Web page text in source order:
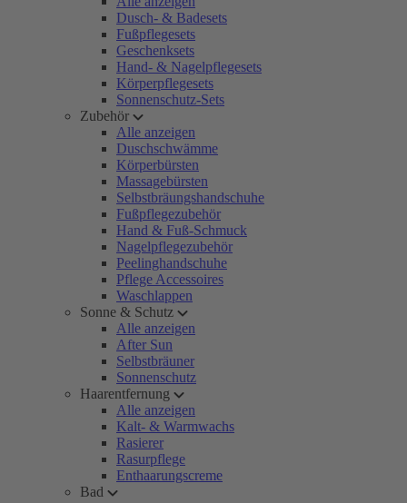
Dusch- & Badesets
Fußpflegesets
Geschenksets
Hand- & Nagelpflegesets
Körperpflegesets
Sonnenschutz-Sets
Zubehör
Alle anzeigen
Duschschwämme
Körperbürsten
Massagebürsten
Selbstbräungshandschuhe
Fußpflegezubehör
Hand & Fuß-Schmuck
Nagelpflegezubehör
Peelinghandschuhe
Pflege Accessoires
Waschlappen
Sonne & Schutz
Alle anzeigen
After Sun
Selbstbräuner
Sonnenschutz
Haarentfernung
Alle anzeigen
Kalt- & Warmwachs
Rasierer
Rasurpflege
Enthaarungscreme
Bad